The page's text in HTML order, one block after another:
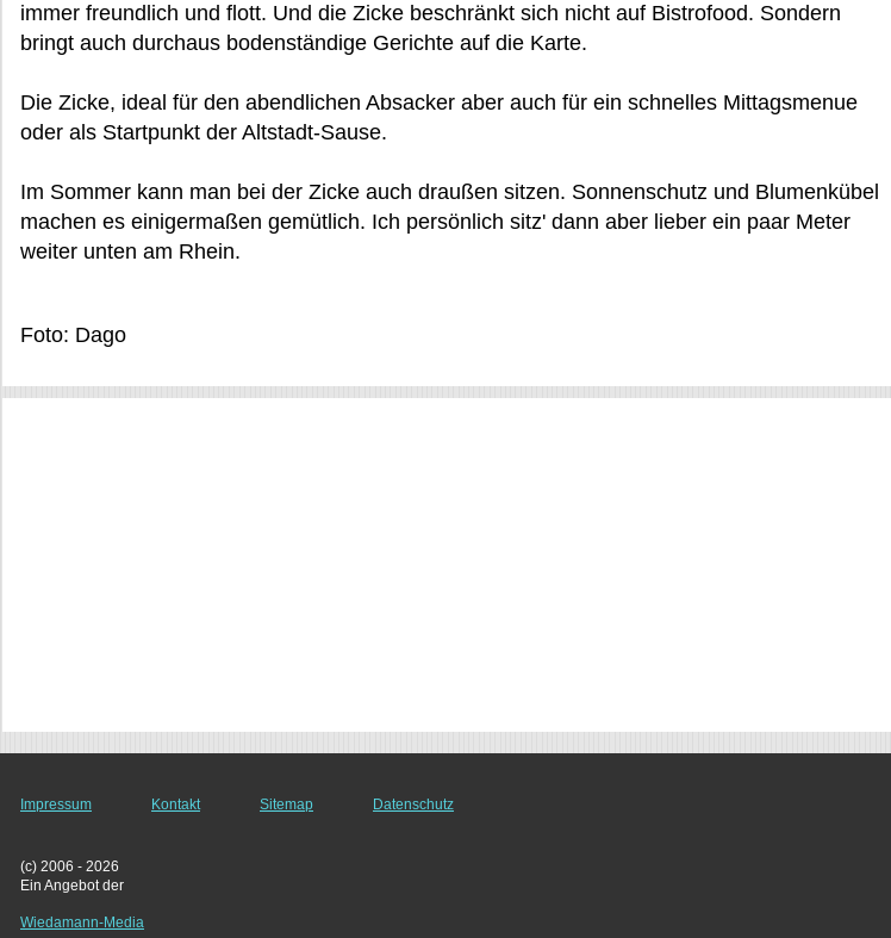
immer freundlich und flott. Und die Zicke beschränkt sich nicht auf Bistrofood. Sondern
bringt auch durchaus bodenständige Gerichte auf die Karte.
Die Zicke, ideal für den abendlichen Absacker aber auch für ein schnelles Mittagsmenue
oder als Startpunkt der Altstadt-Sause.
Im Sommer kann man bei der Zicke auch draußen sitzen. Sonnenschutz und Blumenkübel
machen es einigermaßen gemütlich. Ich persönlich sitz' dann aber lieber ein paar Meter
weiter unten am Rhein.
Foto: Dago
Impressum Kontakt Sitemap Datenschutz
(c) 2006 - 2026
Ein Angebot der
Wiedamann-Media